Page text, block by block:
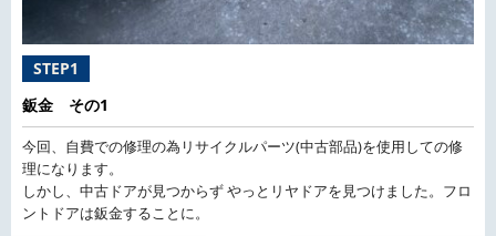
STEP1
鈑金 その1
今回、自費での修理の為リサイクルパーツ(中古部品)を使用しての修
理になります。
しかし、中古ドアが見つからず やっとリヤドアを見つけました。フロ
ントドアは鈑金することに。